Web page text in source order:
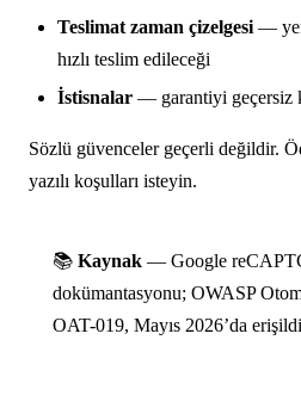
Teslimat zaman çizelgesi —
hızlı teslim edileceği
İstisnalar — garantiyi geçersiz
Sözlü güvenceler geçerli değildir.
yazılı koşulları isteyin.
📚 Kaynak — Google
dokümantasyonu; OWASP
OAT-019, Mayıs 2026’da